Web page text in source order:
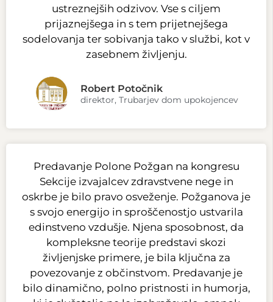
ustreznejših odzivov. Vse s ciljem
prijaznejšega in s tem prijetnejšega
sodelovanja ter sobivanja tako v službi, kot v
zasebnem življenju.
Robert Potočnik
direktor, Trubarjev dom upokojencev
Predavanje Polone Požgan na kongresu
Sekcije izvajalcev zdravstvene nege in
oskrbe je bilo pravo osveženje. Požganova je
s svojo energijo in sproščenostjo ustvarila
edinstveno vzdušje. Njena sposobnost, da
kompleksne teorije predstavi skozi
življenjske primere, je bila ključna za
povezovanje z občinstvom. Predavanje je
bilo dinamično, polno pristnosti in humorja,